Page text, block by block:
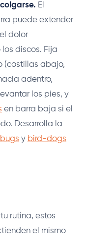
El
puede extender
dolor
discos. Fija
(costillas abajo,
adentro,
los pies, y
en barra baja si el
Desarrolla la
y bird-dogs
rutina, estos
el mismo